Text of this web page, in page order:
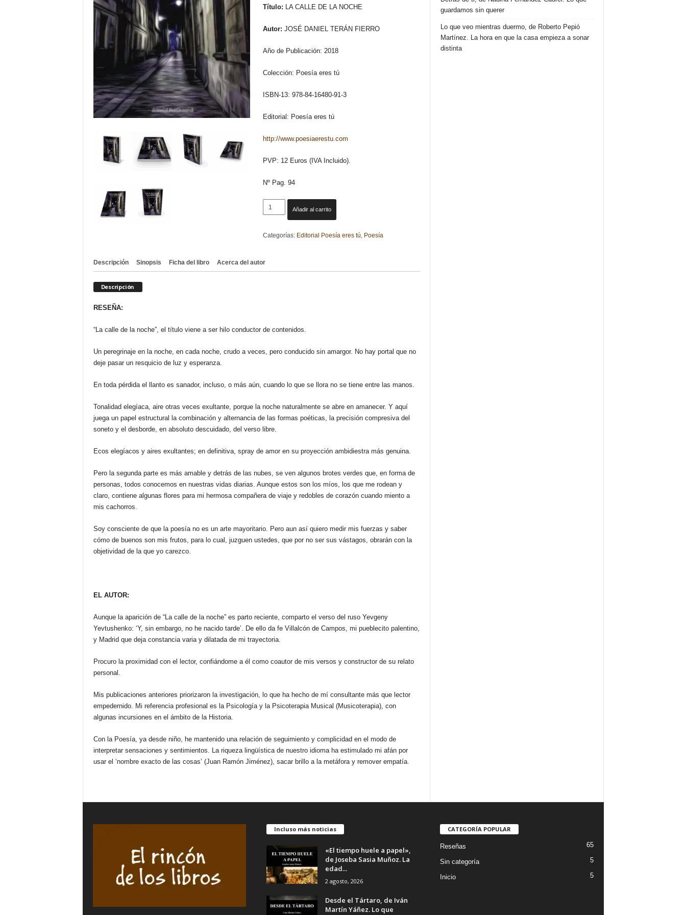
Título: LA CALLE DE LA NOCHE
Autor: JOSÉ DANIEL TERÁN FIERRO
Año de Publicación: 2018
Colección: Poesía eres tú
ISBN-13: 978-84-16480-91-3
Editorial: Poesía eres tú
http://www.poesiaerestu.com
PVP: 12 Euros (IVA Incluido).
Nº Pag. 94
LA
CALLE
LA
Añadir al carrito
Categorías: Editorial Poesía eres tú, Poesía
Descripción Sinopsis Ficha del libro Acerca del autor
Descripción
RESEÑA:
“La calle de la noche”, el título viene a ser hilo conductor de contenidos.
Un peregrinaje en la noche, en cada noche, crudo a veces, pero conducido sin amargor. No hay portal que no
deje pasar un resquicio de luz y esperanza.
En toda pérdida el llanto es sanador, incluso, o más aún, cuando lo que se llora no se tiene entre las manos.
Tonalidad elegíaca, aire otras veces exultante, porque la noche naturalmente se abre en amanecer. Y aquí
juega un papel estructural la combinación y alternancia de las formas poéticas, la precisión compresiva del
soneto y el desborde, en absoluto descuidado, del verso libre.
Ecos elegíacos y aires exultantes; en definitiva, spray de amor en su proyección ambidiestra más genuina.
Pero la segunda parte es más amable y detrás de las nubes, se ven algunos brotes verdes que, en forma de
personas, todos conocemos en nuestras vidas diarias. Aunque estos son los míos, los que me rodean y
claro, contiene algunas flores para mi hermosa compañera de viaje y redobles de corazón cuando miento a
mis cachorros.
Soy consciente de que la poesía no es un arte mayoritario. Pero aun así quiero medir mis fuerzas y saber
cómo de buenos son mis frutos, para lo cual, juzguen ustedes, que por no ser sus vástagos, obrarán con la
objetividad de la que yo carezco.
EL AUTOR:
Aunque la aparición de “La calle de la noche” es parto reciente, comparto el verso del ruso Yevgeny
Yevtushenko: ‘Y, sin embargo, no he nacido tarde’. De ello da fe Villalcón de Campos, mi pueblecito palentino,
y Madrid que deja constancia varia y dilatada de mi trayectoria.
Procuro la proximidad con el lector, confiándome a él como coautor de mis versos y constructor de su relato
personal.
Mis publicaciones anteriores priorizaron la investigación, lo que ha hecho de mí consultante más que lector
empedernido. Mi referencia profesional es la Psicología y la Psicoterapia Musical (Musicoterapia), con
algunas incursiones en el ámbito de la Historia.
Con la Poesía, ya desde niño, he mantenido una relación de seguimiento y complicidad en el modo de
interpretar sensaciones y sentimientos. La riqueza lingüística de nuestro idioma ha estimulado mi afán por
usar el ‘nombre exacto de las cosas’ (Juan Ramón Jiménez), sacar brillo a la metáfora y remover empatía.
guardamos sin querer
Lo que veo mientras duermo, de Roberto Pepió
Martínez. La hora en que la casa empieza a sonar
distinta
Incluso más noticias
«El tiempo huele a papel»,
de Joseba Sasia Muñoz. La
edad...
2 agosto, 2026
Desde el Tártaro, de Iván
Martín Yáñez. Lo que
CATEGORÍA POPULAR
Reseñas 65
Sin categoría 5
Inicio 5